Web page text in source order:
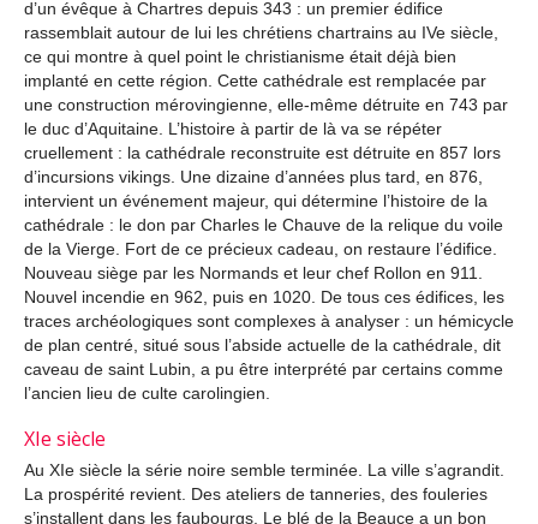
d’un évêque à Chartres depuis 343 : un premier édifice
rassemblait autour de lui les chrétiens chartrains au IVe siècle,
ce qui montre à quel point le christianisme était déjà bien
implanté en cette région. Cette cathédrale est remplacée par
une construction mérovingienne, elle-même détruite en 743 par
le duc d’Aquitaine. L’histoire à partir de là va se répéter
cruellement : la cathédrale reconstruite est détruite en 857 lors
d’incursions vikings. Une dizaine d’années plus tard, en 876,
intervient un événement majeur, qui détermine l’histoire de la
cathédrale : le don par Charles le Chauve de la relique du voile
de la Vierge. Fort de ce précieux cadeau, on restaure l’édifice.
Nouveau siège par les Normands et leur chef Rollon en 911.
Nouvel incendie en 962, puis en 1020. De tous ces édifices, les
traces archéologiques sont complexes à analyser : un hémicycle
de plan centré, situé sous l’abside actuelle de la cathédrale, dit
caveau de saint Lubin, a pu être interprété par certains comme
l’ancien lieu de culte carolingien.
XIe siècle
Au XIe siècle la série noire semble terminée. La ville s’agrandit.
La prospérité revient. Des ateliers de tanneries, des fouleries
s’installent dans les faubourgs. Le blé de la Beauce a un bon